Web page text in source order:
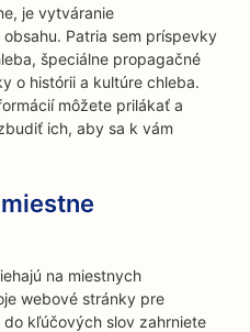
je vytváranie
Patria sem príspevky
špeciálne propagačné
o histórii a kultúre chleba.
môžete prilákať a
ich, aby sa k vám
na miestnych
webové stránky pre
kľúčových slov zahrniete